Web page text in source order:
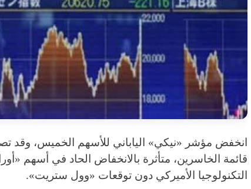
انخفض مؤشر «نيكي» الياباني للأسهم الخميس،
قائمة الخاسرين، متأثرة بالانخفاض الحاد في أسهم
التكنولوجيا الأميركي دون توقعات «وول ستريت».